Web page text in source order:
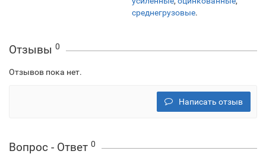
среднегрузовые.
Отзывы 0
Отзывов пока нет.
Написать отзыв
Вопрос - Ответ 0